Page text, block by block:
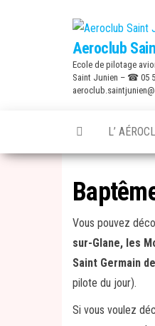
Aeroclub
Ecole de pilotage
Saint Junien – ☎ 05
L’
Vous pouvez
sur-Glane, les
Saint Germain
pilote du jour).
Si vous voulez